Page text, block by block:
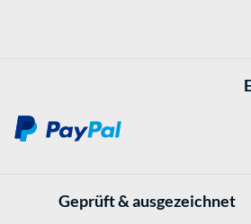
Geprüft & ausgezeichnet